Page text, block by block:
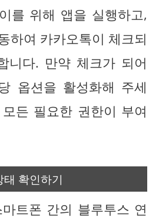
를 위해 앱을 실행하고,
하여 카카오톡이 체크되
니다. 만약 체크가 되어
옵션을 활성화해 주세
든 필요한 권한이 부여
확인하기
트폰 간의 블루투스 연